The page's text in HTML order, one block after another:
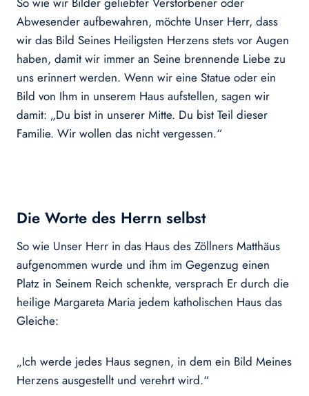
Abwesender aufbewahren, möchte Unser Herr, dass
wir das Bild Seines Heiligsten Herzens stets vor Augen
haben, damit wir immer an Seine brennende Liebe zu
uns erinnert werden. Wenn wir eine Statue oder ein
Bild von Ihm in unserem Haus aufstellen, sagen wir
damit: „Du bist in unserer Mitte. Du bist Teil dieser
Familie. Wir wollen das nicht vergessen.“
Die Worte des Herrn selbst
So wie Unser Herr in das Haus des Zöllners Matthäus
aufgenommen wurde und ihm im Gegenzug einen
Platz in Seinem Reich schenkte, versprach Er durch die
heilige Margareta Maria jedem katholischen Haus das
Gleiche:
„Ich werde jedes Haus segnen, in dem ein Bild Meines
Herzens ausgestellt und verehrt wird.“